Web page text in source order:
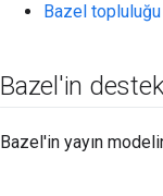
Bazel topluluğu
Bazel'in
Bazel'in yayın